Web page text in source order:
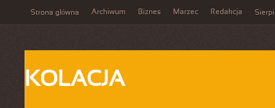
Strona główna Archiwum Biznes Marzec Redakcja
KOLACJA